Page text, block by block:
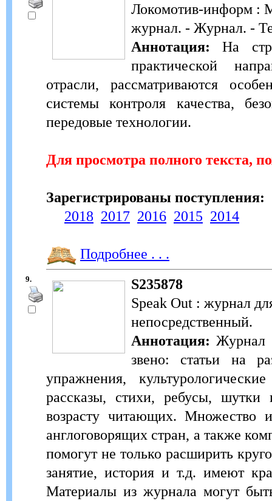
Локомотив-информ :
журнал. - Журнал. -
Аннотация: На
практической
отрасли, рассматриваются
системы контроля качества,
передовые технологии.
Для просмотра полного текста,
Зарегистрированы поступления:
2018 2017 2016 2015 2014
Подробнее . . .
9.
S235878
Speak Out : журнал
непосредственный.
Аннотация: Журнал
звено: статьи на
упражнения,
рассказы, стихи, ребусы, шутки
возрасту читающих. Множество
англоговорящих стран, а также
помогут не только расширить
занятие, история и т.д. имеют
Материалы из журнала могут